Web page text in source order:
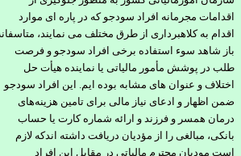
اقدامات مجرمانه افراد سودجو که در پاره ای موارد
اقدام به کلاهبرداری از طرق مختلف می نمایند،
باز شاهد سوء استفاده برخی افراد سودجو و فرصت
طلب در پوشش مأمور مالیاتی یا نماینده هیأت حل
اختلاف و عنوان های مشابه بوده ایم. این افراد سودجو
ضمن اظهار و ادعای نیاز مالی برای تامین هزینه‌های
درمان همسر و فرزند و ارائه شماره کارت یا حساب
بانکی، مبالغی را از مؤدیان دریافت داشته اندکه لازم
است مودیان محترم مالیاتی در مقابل این افراد